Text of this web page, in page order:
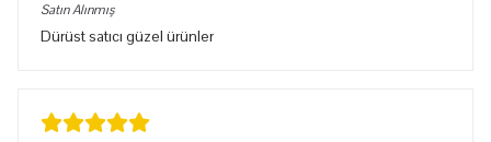
Satın Alınmış
Dürüst satıcı güzel ürünler